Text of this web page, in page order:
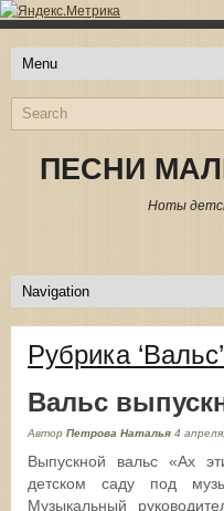
ПЕСНИ
Ноты
Рубрика ‘Вальс’
Вальс
Автор Петрова Наталья 4
Выпускной вальс «Ах
детском саду под
Музыкальный